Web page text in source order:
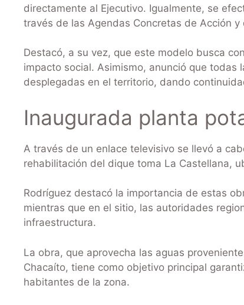
directamente al Ejecutivo. Igualmente, se
través de las Agendas Concretas de Acción
Destacó, a su vez, que este modelo busca
impacto social. Asimismo, anunció que todas
desplegadas en el territorio, dando
Inaugurada planta
A través de un enlace televisivo se llevó a
rehabilitación del dique toma La Castellana,
Rodríguez destacó la importancia de estas
mientras que en el sitio, las autoridades
infraestructura.
La obra, que aprovecha las aguas
Chacaíto, tiene como objetivo principal
habitantes de la zona.